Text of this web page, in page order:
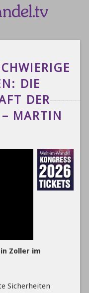
DIE
DER
MARTIN
Zoller im
Sicherheiten